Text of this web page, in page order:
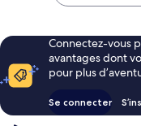
Connectez-vous
avantages dont
pour plus
Se connecter